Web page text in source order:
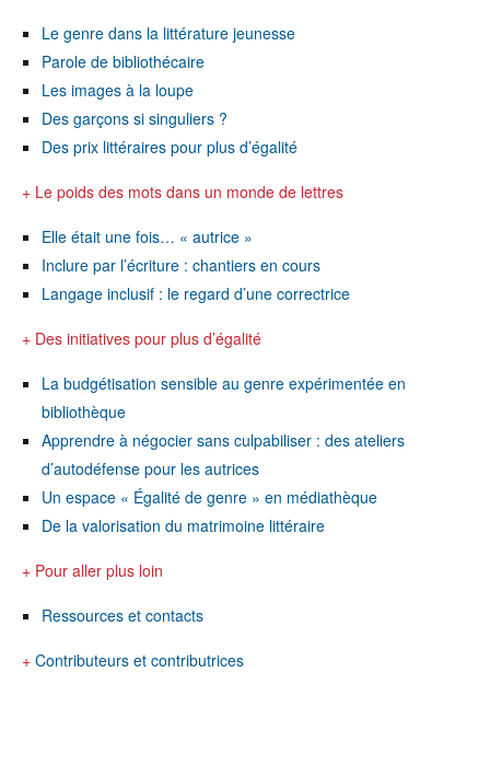
Le genre dans la littérature jeunesse
Parole de bibliothécaire
Les images à la loupe
Des garçons si singuliers ?
Des prix littéraires pour plus d’égalité
+ Le poids des mots dans un monde de lettres
Elle était une fois… « autrice »
Inclure par l’écriture : chantiers en cours
Langage inclusif : le regard d’une correctrice
+ Des initiatives pour plus d’égalité
La budgétisation sensible au genre expérimentée en
bibliothèque
Apprendre à négocier sans culpabiliser : des ateliers
d’autodéfense pour les autrices
Un espace « Égalité de genre » en médiathèque
De la valorisation du matrimoine littéraire
+ Pour aller plus loin
Ressources et contacts
+ Contributeurs et contributrices